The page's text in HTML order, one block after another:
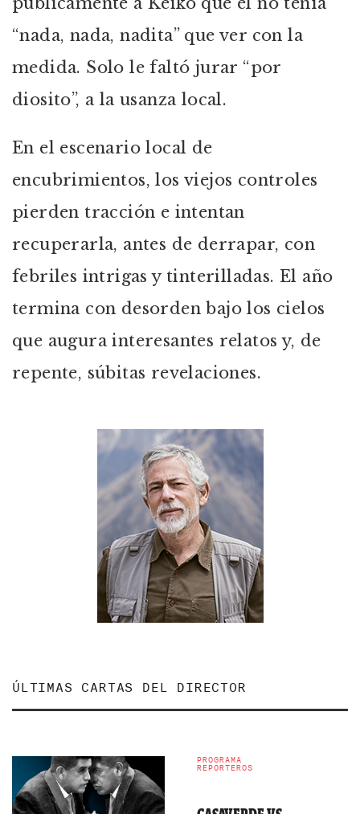
“nada, nada, nadita” que ver con la
medida. Solo le faltó jurar “por
diosito”, a la usanza local.
En el escenario local de
encubrimientos, los viejos controles
pierden tracción e intentan
recuperarla, antes de derrapar, con
febriles intrigas y tinterilladas. El año
termina con desorden bajo los cielos
que augura interesantes relatos y, de
repente, súbitas revelaciones.
ÚLTIMAS CARTAS DEL DIRECTOR
PROGRAMA
REPORTEROS